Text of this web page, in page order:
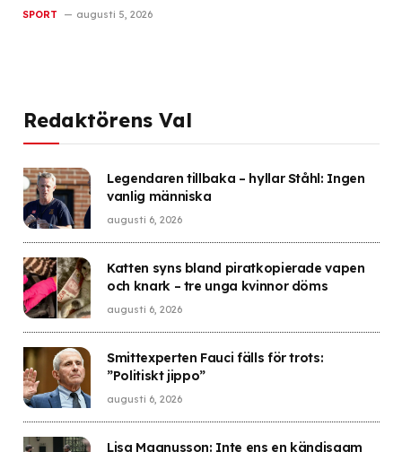
SPORT augusti 5, 2026
Redaktörens Val
Legendaren tillbaka – hyllar Ståhl: Ingen
vanlig människa
augusti 6, 2026
Katten syns bland piratkopierade vapen
och knark – tre unga kvinnor döms
augusti 6, 2026
Smittexperten Fauci fälls för trots:
”Politiskt jippo”
augusti 6, 2026
Lisa Magnusson: Inte ens en kändisgam